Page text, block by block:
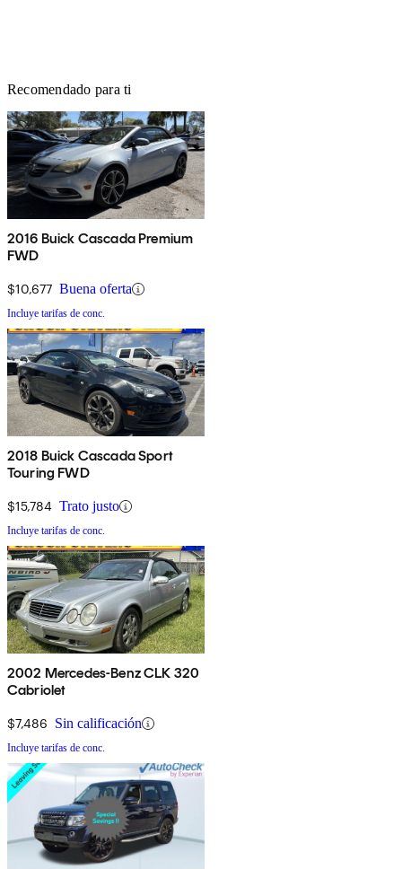
Recomendado para ti
2016 Buick Cascada Premium
FWD
$10,677 Buena oferta
Incluye tarifas de conc.
2018 Buick Cascada Sport
Touring FWD
$15,784 Trato justo
Incluye tarifas de conc.
2002 Mercedes-Benz CLK 320
Cabriolet
$7,486 Sin calificación
Incluye tarifas de conc.